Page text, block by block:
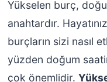
Yükselen burç,
anahtardır.
burçların sizi nasıl
yüzden doğum
çok önemlidir.